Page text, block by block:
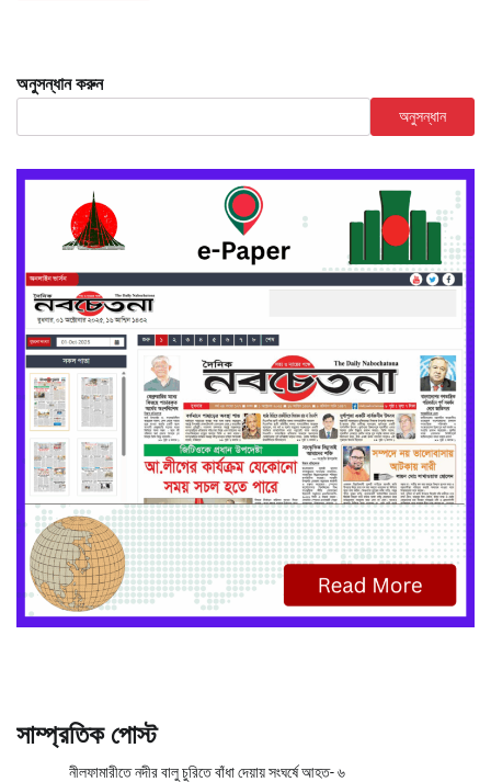
অনুসন্ধান করুন
অনুসন্ধান
সাম্প্রতিক পোস্ট
নীলফামারীতে নদীর বালু চুরিতে বাঁধা দেয়ায় সংঘর্ষে আহত- ৬